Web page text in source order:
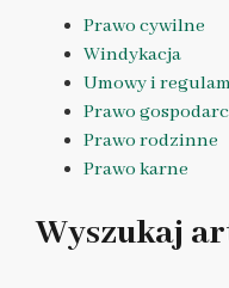
Prawo cywilne
Windykacja
Umowy i
Prawo
Prawo rodzinne
Prawo karne
Wyszukaj